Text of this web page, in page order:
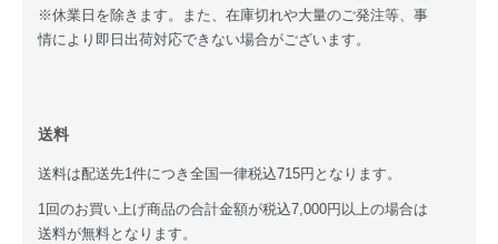
※休業日を除きます。また、在庫切れや大量のご発注等、事
情により即日出荷対応できない場合がございます。
送料
送料は配送先1件につき全国一律税込715円となります。
1回のお買い上げ商品の合計金額が税込7,000円以上の場合は
送料が無料となります。